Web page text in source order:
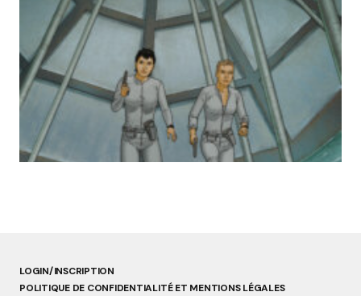
« Abandon des géants de la robotique :
Aldebaran, l’icône française laissée à l’oubli »
par Lucie Dubois 18 mars 2025
LOGIN/INSCRIPTION
POLITIQUE DE CONFIDENTIALITÉ ET MENTIONS LÉGALES